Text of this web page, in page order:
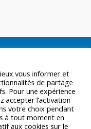
vous informer et
de partage
Pour une expérience
accepter l’activation
votre choix pendant
à tout moment en
aux cookies sur le